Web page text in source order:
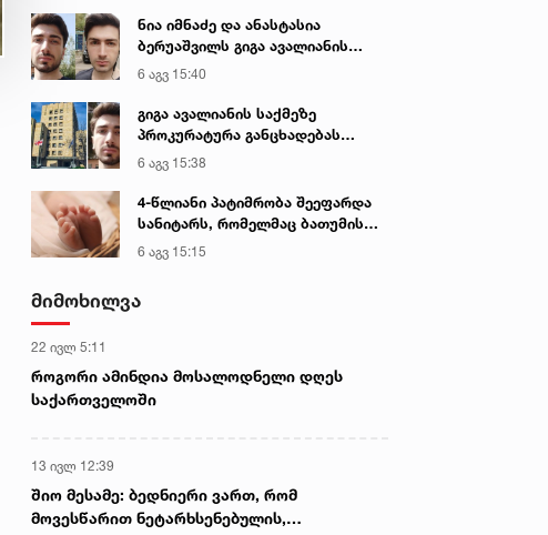
ნია იმნაძე და ანასტასია
ბერუაშვილს გიგა ავალიანის
საქმეზე ბრალი წარედგინათ
6 აგვ 15:40
გიგა ავალიანის საქმეზე
პროკურატურა განცხადებას
ავრცელებს
6 აგვ 15:38
4-წლიანი პატიმრობა შეეფარდა
სანიტარს, რომელმაც ბათუმის
კლინიკის საპირფარეშოში
იმშობიარა და ახალშობილს
მიაყენა
6 აგვ 15:15
მიმოხილვა
22 ივლ 5:11
როგორი ამინდია მოსალოდნელი დღეს
საქართველოში
13 ივლ 12:39
შიო მესამე: ბედნიერი ვართ, რომ
მოვესწარით ნეტარხსენებულის,